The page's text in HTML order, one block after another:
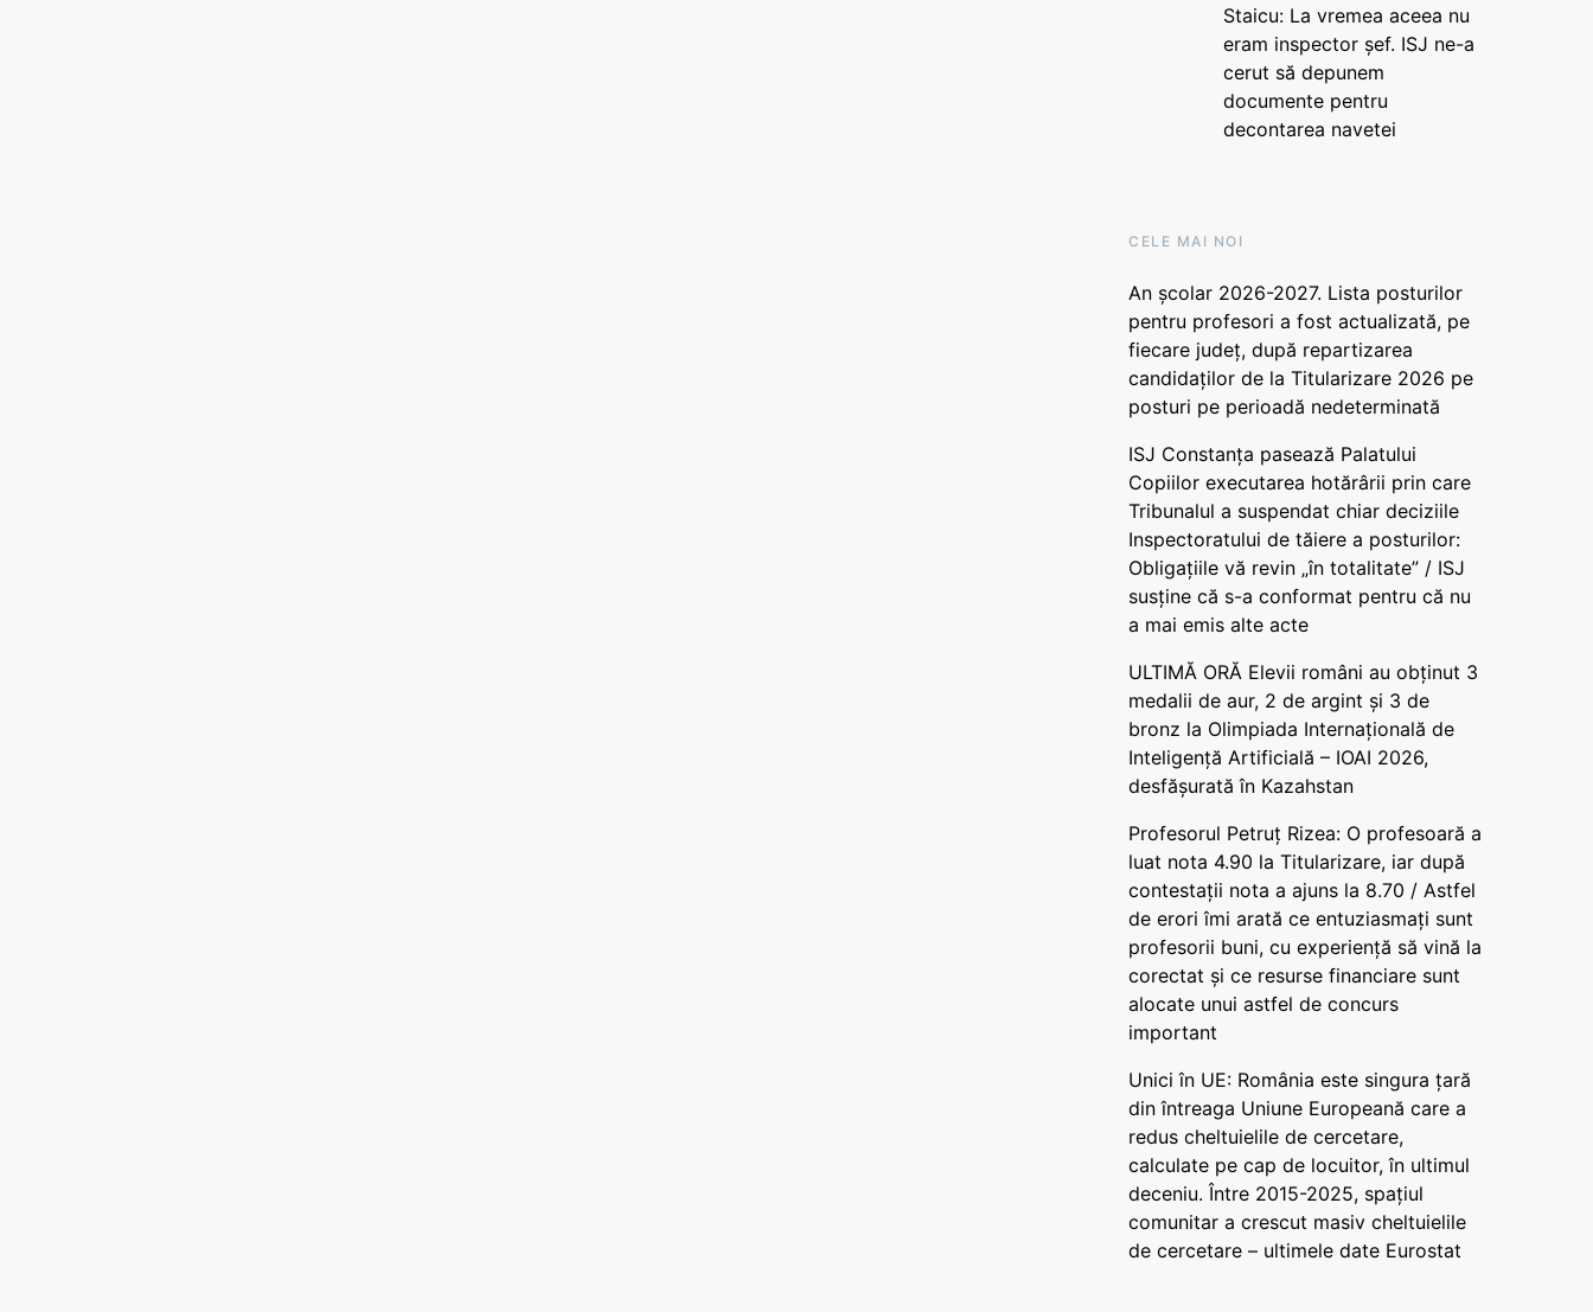
Staicu: La vremea aceea nu
eram inspector șef. ISJ ne-a
cerut să depunem
documente pentru
decontarea navetei
CELE MAI NOI
An școlar 2026-2027. Lista posturilor
pentru profesori a fost actualizată, pe
fiecare județ, după repartizarea
candidaților de la Titularizare 2026 pe
posturi pe perioadă nedeterminată
ISJ Constanța pasează Palatului
Copiilor executarea hotărârii prin care
Tribunalul a suspendat chiar deciziile
Inspectoratului de tăiere a posturilor:
Obligațiile vă revin „în totalitate” / ISJ
susține că s-a conformat pentru că nu
a mai emis alte acte
ULTIMĂ ORĂ Elevii români au obținut 3
medalii de aur, 2 de argint și 3 de
bronz la Olimpiada Internațională de
Inteligență Artificială – IOAI 2026,
desfășurată în Kazahstan
Profesorul Petruț Rizea: O profesoară a
luat nota 4.90 la Titularizare, iar după
contestații nota a ajuns la 8.70 / Astfel
de erori îmi arată ce entuziasmați sunt
profesorii buni, cu experiență să vină la
corectat și ce resurse financiare sunt
alocate unui astfel de concurs
important
Unici în UE: România este singura țară
din întreaga Uniune Europeană care a
redus cheltuielile de cercetare,
calculate pe cap de locuitor, în ultimul
deceniu. Între 2015-2025, spațiul
comunitar a crescut masiv cheltuielile
de cercetare – ultimele date Eurostat